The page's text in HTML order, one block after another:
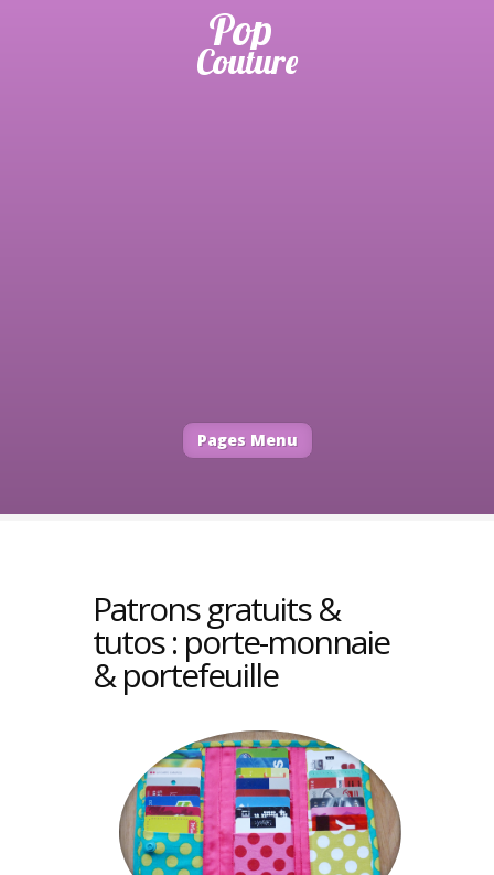
Pages Menu
Patrons gratuits &
tutos : porte-monnaie
& portefeuille